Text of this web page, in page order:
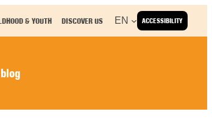
ACCESSIBILITY
& YOUTH DISCOVER US EN